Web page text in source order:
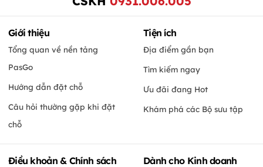
Giới thiệu
Tổng quan về nền tảng
PasGo
Hướng dẫn đặt chỗ
Câu hỏi thường gặp khi đặt
chỗ
Tiện ích
Địa điểm gần bạn
Tìm kiếm ngay
Ưu đãi đang Hot
Khám phá các Bộ sưu tập
Điều khoản & Chính sách Dành cho Kinh doanh